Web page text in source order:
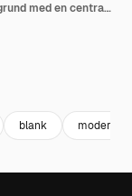
En enkel men ändå livfull röd lutning bakgrund med en central vit prick, lämplig för webbplats- eller app-bakgrunder, vilket ger en färgklick och visuellt intresse
blank modern